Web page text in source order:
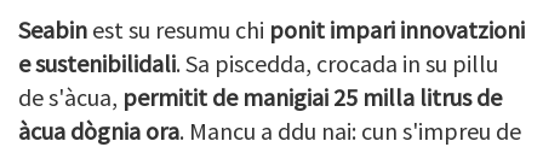
Seabin est su resumu chi ponit impari innovatzioni
e sustenibilidali. Sa piscedda, crocada in su pillu
de s'àcua, permitit de manigiai 25 milla litrus de
àcua dògnia ora. Mancu a ddu nai: cun s'impreu de